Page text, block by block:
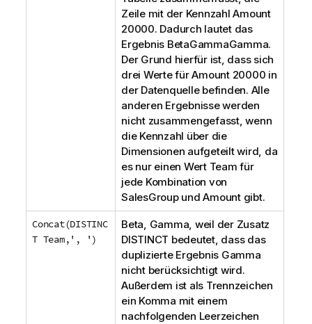
Zeile mit der KennzahlAmount
20000. Dadurch lautet das
Ergebnis BetaGammaGamma.
Der Grund hierfür ist, dass sich
drei Werte fürAmount20000 in
der Datenquelle befinden. Alle
anderen Ergebnisse werden
nicht zusammengefasst, wenn
die Kennzahl über die
Dimensionen aufgeteilt wird, da
es nur einen Wert Team für
jede Kombination von
SalesGroupundAmountgibt.
Concat(DISTINC
T Team,', ')
Beta, Gamma, weil der Zusatz
DISTINCT bedeutet, dass das
duplizierte Ergebnis Gamma
nicht berücksichtigt wird.
Außerdem ist als Trennzeichen
ein Komma mit einem
nachfolgenden Leerzeichen